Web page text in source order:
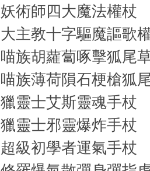
妖術師四大魔法權杖
大主教十字驅魔謳歌
喵族胡蘿蔔啄擊狐尾
喵族薄荷隕石梗槍狐
獵靈士艾斯靈魂手杖
獵靈士邪靈爆炸手杖
超級初學者運氣手杖